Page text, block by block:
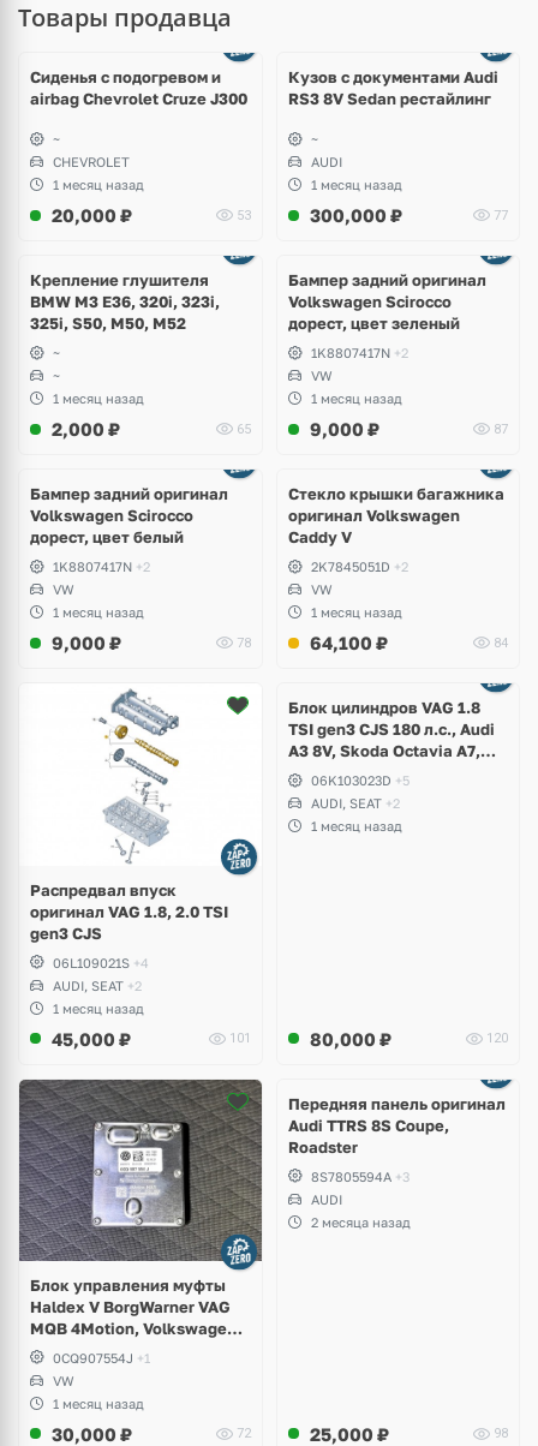
Товары продавца
Сиденья с подогревом и
airbag Chevrolet Cruze J300
~
CHEVROLET
1 месяц назад
20,000 ₽ 53
Кузов с документами Audi
RS3 8V Sedan рестайлинг
~
AUDI
1 месяц назад
300,000 ₽ 77
Крепление глушителя
BMW M3 E36, 320i, 323i,
325i, S50, M50, M52
~
~
1 месяц назад
2,000 ₽ 65
Бампер задний оригинал
Volkswagen Scirocco
дорест, цвет зеленый
1K8807417N +2
VW
1 месяц назад
9,000 ₽ 87
Бампер задний оригинал
Volkswagen Scirocco
дорест, цвет белый
1K8807417N +2
VW
1 месяц назад
9,000 ₽ 78
Стекло крышки багажника
оригинал Volkswagen
Caddy V
2K7845051D +2
VW
1 месяц назад
64,100 ₽ 84
Распредвал впуск
оригинал VAG 1.8, 2.0 TSI
gen3 CJS
06L109021S +4
AUDI, SEAT +2
1 месяц назад
45,000 ₽ 101
2 фото
Блок цилиндров VAG 1.8
TSI gen3 CJS 180 л.с., Audi
A3 8V, Skoda Octavia A7,
Superb, Volkswagen Passat
B8, Golf VII Alltrack, Seat
Leon
06K103023D +5
AUDI, SEAT +2
1 месяц назад
80,000 ₽ 120
Блок управления муфты
Haldex V BorgWarner VAG
MQB 4Motion, Volkswagen
Tiguan
0CQ907554J +1
VW
1 месяц назад
30,000 ₽ 72
2 фото
Передняя панель оригинал
Audi TTRS 8S Coupe,
Roadster
8S7805594A +3
AUDI
2 месяца назад
25,000 ₽ 98